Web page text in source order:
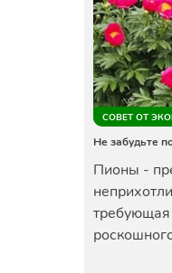
СОВЕТ ОТ
Не забудьте
Пионы -
требующая